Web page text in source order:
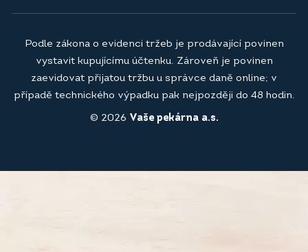
© 2026 Vaše pekárna a.s.
Podle zákona o evidenci tržeb je prodávající povinen
vystavit kupujícímu účtenku. Zároveň je povinen
zaevidovat přijatou tržbu u správce daně online; v
případě technického výpadku pak nejpozději do 48 hodin.